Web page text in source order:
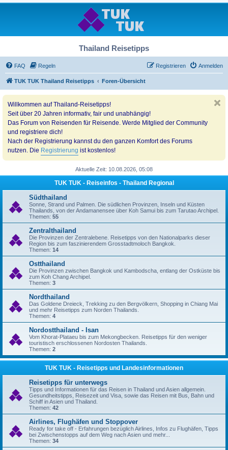
Thailand Reisetipps
FAQ Regeln Anmelden
Registrieren
TUK TUK Thailand Reisetipps Foren-Übersicht
Willkommen auf Thailand-Reisetipps!
Seit über 20 Jahren informativ, fair und unabhängig!
Das Forum von Reisenden für Reisende. Werde Mitglied der Community
und registriere dich!
Nach der Registrierung kannst du den ganzen Komfort des Forums
nutzen. Die Registrierung ist kostenlos!
Aktuelle Zeit: 10.08.2026, 05:08
TUK TUK - Reiseinfos - Thailand Regional
Südthailand
Sonne, Strand und Palmen. Die südlichen Provinzen, Inseln und Küsten
Thailands, von der Andamanensee über Koh Samui bis zum Tarutao Archipel.
Themen: 55
Zentralthailand
Die Provinzen der Zentralebene. Reisetipps von den Nationalparks dieser
Region bis zum faszinierendem Grosstadtmoloch Bangkok.
Themen: 14
Ostthailand
Die Provinzen zwischen Bangkok und Kambodscha, entlang der Ostküste bis
zum Koh Chang Archipel.
Themen: 3
Nordthailand
Das Goldene Dreieck, Trekking zu den Bergvölkern, Shopping in Chiang Mai
und mehr Reisetipps zum Norden Thailands.
Themen: 4
Nordostthailand - Isan
Vom Khorat-Plataeu bis zum Mekongbecken. Reisetipps für den weniger
touristisch erschlossenen Nordosten Thailands.
Themen: 2
TUK TUK - Reisetipps und Landesinformationen
Reisetipps für unterwegs
Tipps und Informationen für das Reisen in Thailand und Asien allgemein.
Gesundheitstipps, Reisezeit und Visa, sowie das Reisen mit Bus, Bahn und
Schiff in Asien und Thailand.
Themen: 42
Airlines, Flughäfen und Stoppover
Ready for take off - Erfahrungen bezüglich Airlines, Infos zu Flughäfen, Tipps
bei Zwischenstopps auf dem Weg nach Asien und mehr...
Themen: 34